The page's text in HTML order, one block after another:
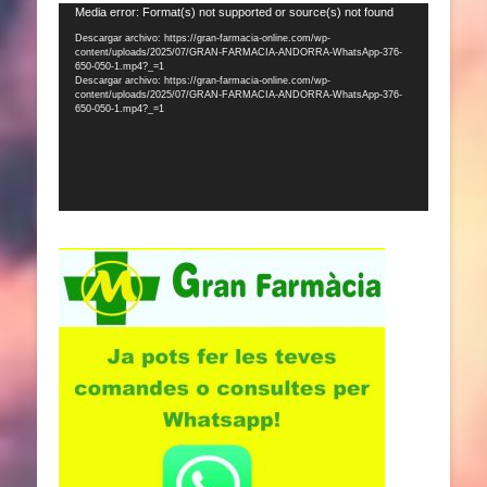
Reproductor
vídeo
Media error: Format(s) not supported or source(s) not found
Descargar archivo: https://gran-farmacia-online.com/wp-
content/uploads/2025/07/GRAN-FARMACIA-ANDORRA-WhatsApp-376-
650-050-1.mp4?_=1
Descargar archivo: https://gran-farmacia-online.com/wp-
content/uploads/2025/07/GRAN-FARMACIA-ANDORRA-WhatsApp-376-
650-050-1.mp4?_=1